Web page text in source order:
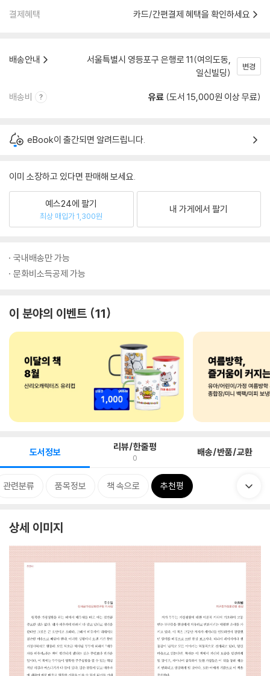
결제혜택 카드/간편결제 혜택을 확인하세요
배송안내
서울특별시 영등포구 은행로 11(여의도동,
일신빌딩)
변경
배송비 유료 (도서 15,000원 이상 무료)
eBook이 출간되면 알려드립니다.
이미 소장하고 있다면 판매해 보세요.
예스24에 팔기
최상 매입가 1,300원
내 가게에서 팔기
국내배송만 가능
문화비소득공제 가능
이 분야의 이벤트 11
도서정보 리뷰/한줄평
0 배송/반품/교환
관련분류 품목정보 책 속으로 추천평
상세 이미지